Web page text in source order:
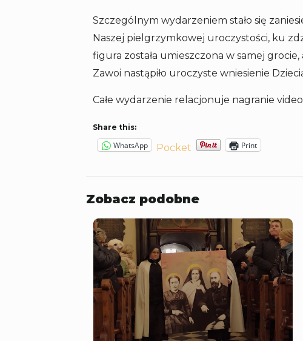
Szczególnym wydarzeniem stało się
Naszej pielgrzymkowej uroczystości, ku
figura została umieszczona w samej
Zawoi nastąpiło uroczyste wniesienie
Całe wydarzenie relacjonuje nagranie
Share this:
WhatsApp Pocket Print
Zobacz podobne